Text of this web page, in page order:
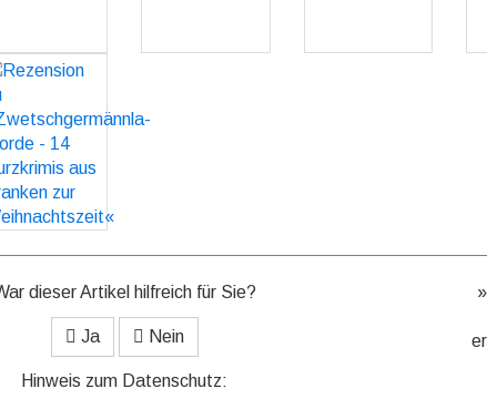
zu
Morde - 14
aus
zur
GO
dieser Artikel hilfreich für Sie?
Ja Nein
Hinweis zum Datenschutz:
»